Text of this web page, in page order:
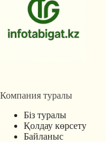
Компания туралы
Біз туралы
Қолдау көрсету
Байланыс